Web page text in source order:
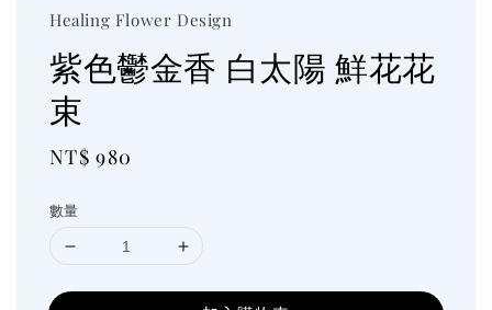
Healing Flower Design
紫色鬱金香 白太陽 鮮花花
束
Regular
NT$ 980
數量